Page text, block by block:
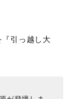
引っ越し大